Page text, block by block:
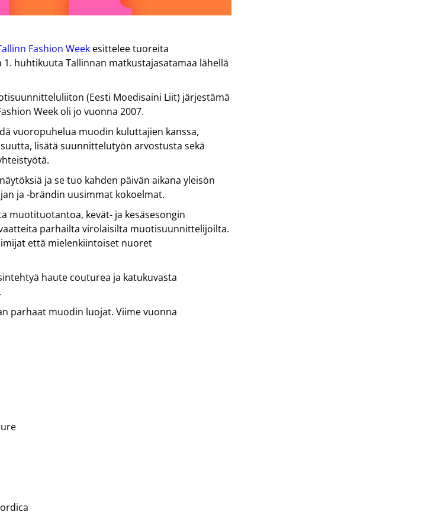
Fashion Week esittelee tuoreita
huhtikuuta Tallinnan matkustajasatamaa lähellä
(Eesti Moedisaini Liit) järjestämä
Week oli jo vuonna 2007.
vuoropuhelua muodin kuluttajien kanssa,
lisätä suunnittelutyön arvostusta sekä
ja se tuo kahden päivän aikana yleisön
ja -brändin uusimmat kokoelmat.
muotituotantoa, kevät- ja kesäsesongin
parhailta virolaisilta muotisuunnittelijoilta.
että mielenkiintoiset nuoret
haute couturea ja katukuvasta
parhaat muodin luojat. Viime vuonna